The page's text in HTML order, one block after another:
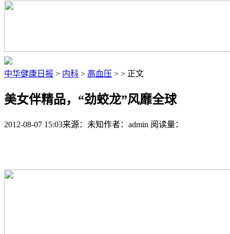
中华健康日报 > 内科 > 高血压 > > 正文
美女伴精品，“劲蛟龙”风靡全球
2012-08-07 15:03来源：未知作者：admin 阅读量：